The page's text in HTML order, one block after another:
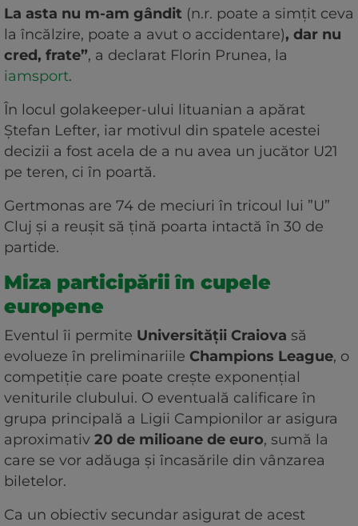
La asta nu m-am gândit (n.r. poate a simțit ceva
la încălzire, poate a avut o accidentare), dar nu
cred, frate”, a declarat Florin Prunea, la
iamsport.
În locul golakeeper-ului lituanian a apărat
Ștefan Lefter, iar motivul din spatele acestei
decizii a fost acela de a nu avea un jucător U21
pe teren, ci în poartă.
Gertmonas are 74 de meciuri în tricoul lui ”U”
Cluj și a reușit să țină poarta intactă în 30 de
partide.
Miza participării în cupele
europene
Eventul îi permite Universității Craiova să
evolueze în preliminariile Champions League, o
competiție care poate crește exponențial
veniturile clubului. O eventuală calificare în
grupa principală a Ligii Campionilor ar asigura
aproximativ 20 de milioane de euro, sumă la
care se vor adăuga și încasările din vânzarea
biletelor.
Ca un obiectiv secundar asigurat de acest